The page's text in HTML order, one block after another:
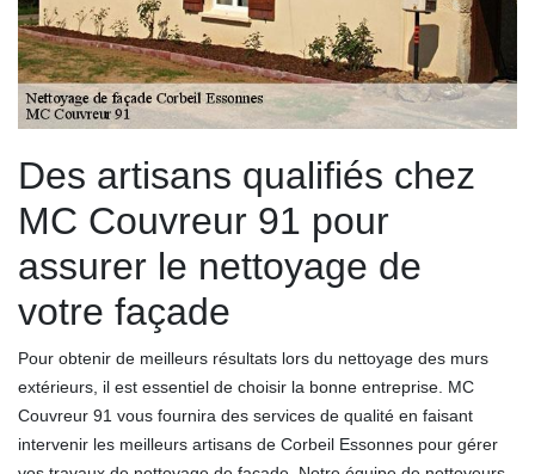
Des artisans qualifiés chez
MC Couvreur 91 pour
assurer le nettoyage de
votre façade
Pour obtenir de meilleurs résultats lors du nettoyage des murs
extérieurs, il est essentiel de choisir la bonne entreprise. MC
Couvreur 91 vous fournira des services de qualité en faisant
intervenir les meilleurs artisans de Corbeil Essonnes pour gérer